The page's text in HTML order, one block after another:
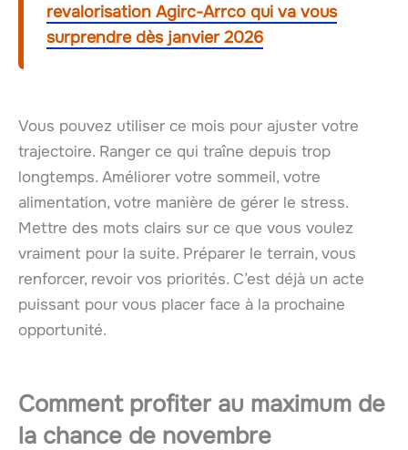
revalorisation Agirc-Arrco qui va vous
surprendre dès janvier 2026
Vous pouvez utiliser ce mois pour ajuster votre
trajectoire. Ranger ce qui traîne depuis trop
longtemps. Améliorer votre sommeil, votre
alimentation, votre manière de gérer le stress.
Mettre des mots clairs sur ce que vous voulez
vraiment pour la suite. Préparer le terrain, vous
renforcer, revoir vos priorités. C’est déjà un acte
puissant pour vous placer face à la prochaine
opportunité.
Comment profiter au maximum de
la chance de novembre